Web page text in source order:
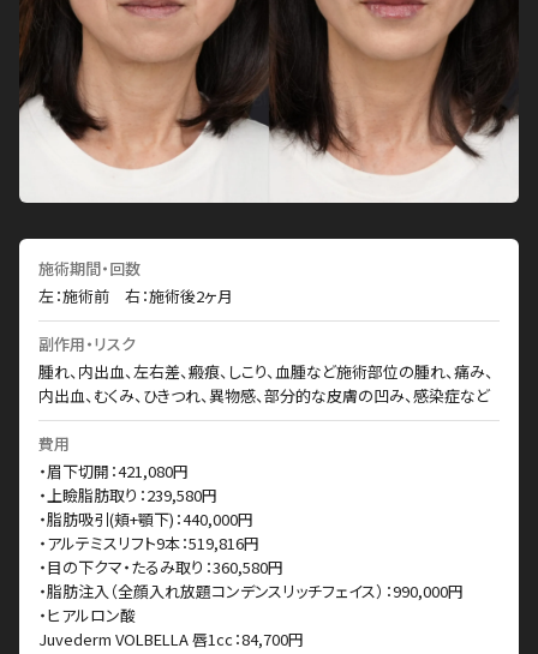
施術期間・回数
左：施術前 右：施術後2ヶ月
副作用・リスク
腫れ、内出血、左右差、瘢痕、しこり、血腫など施術部位の腫れ、痛み、
内出血、むくみ、ひきつれ、異物感、部分的な皮膚の凹み、感染症など
費用
・眉下切開：421,080円
・上瞼脂肪取り：239,580円
・脂肪吸引(頬+顎下)：440,000円
・アルテミスリフト9本：519,816円
・目の下クマ・たるみ取り：360,580円
・脂肪注入（全顔入れ放題コンデンスリッチフェイス）：990,000円
・ヒアルロン酸
Juvederm VOLBELLA 唇1cc：84,700円